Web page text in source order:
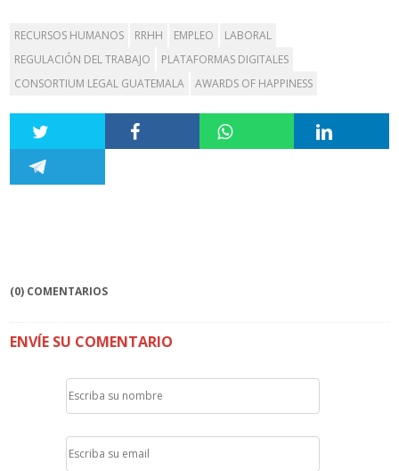
RECURSOS HUMANOS RRHH EMPLEO
LABORAL
REGULACIÓN DEL TRABAJO
PLATAFORMAS DIGITALES
CONSORTIUM LEGAL GUATEMALA
AWARDS OF HAPPINESS
(0) COMENTARIOS
ENVÍE SU COMENTARIO